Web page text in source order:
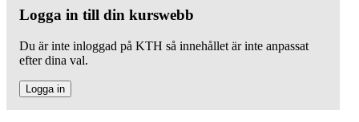
Logga in till din kurswebb
Du är inte inloggad på KTH så innehållet är inte anpassat
efter dina val.
Logga in